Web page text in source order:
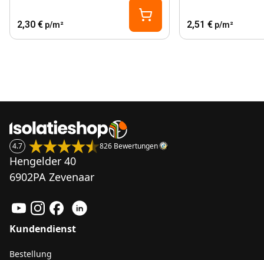
2,30 € p/m² 2,51 € p/m²
4.7 826 Bewertungen
Hengelder 40
6902PA Zevenaar
Kundendienst
Bestellung